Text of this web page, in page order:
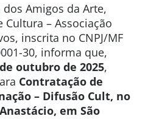
Amigos da Arte,
Cultura – Associação
inscrita no CNPJ/MF
30, informa que,
outubro de 2025,
Contratação de
– Difusão Cult, no
em São